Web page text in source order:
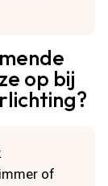
op bij
of